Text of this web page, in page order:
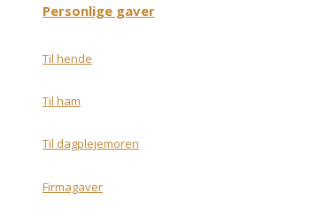
Personlige gaver
Til hende
Til ham
Til dagplejemoren
Firmagaver